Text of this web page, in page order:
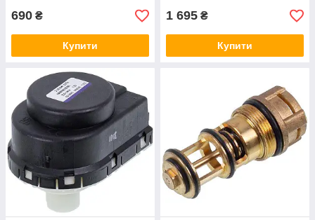
690 ₴
Купити
1 695 ₴
Купити